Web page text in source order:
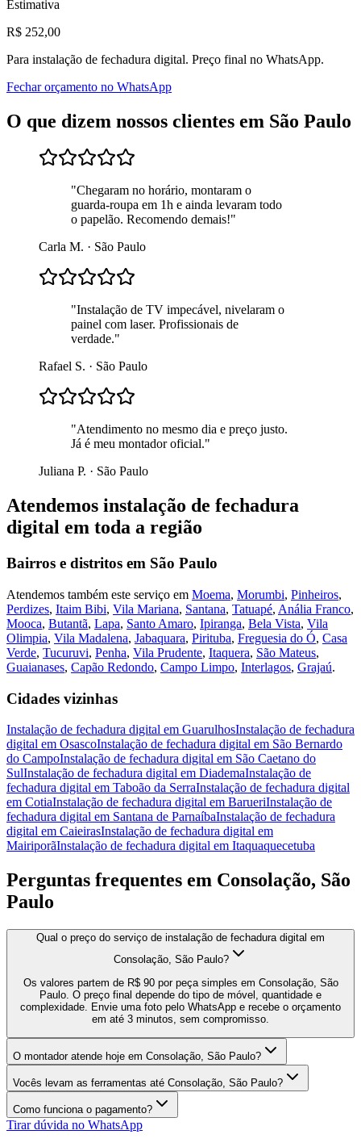
Estimativa
R$ 252,00
Para instalação de fechadura digital. Preço final no WhatsApp.
Fechar orçamento no WhatsApp
O que dizem nossos clientes em São Paulo
"Chegaram no horário, montaram o
guarda-roupa em 1h e ainda levaram todo
o papelão. Recomendo demais!"
Carla M. · São Paulo
"Instalação de TV impecável, nivelaram o
painel com laser. Profissionais de
verdade."
Rafael S. · São Paulo
"Atendimento no mesmo dia e preço justo.
Já é meu montador oficial."
Juliana P. · São Paulo
Atendemos instalação de fechadura
digital em toda a região
Bairros e distritos em São Paulo
Atendemos também este serviço em Moema, Morumbi, Pinheiros,
Perdizes, Itaim Bibi, Vila Mariana, Santana, Tatuapé, Anália Franco,
Mooca, Butantã, Lapa, Santo Amaro, Ipiranga, Bela Vista, Vila
Olimpia, Vila Madalena, Jabaquara, Pirituba, Freguesia do Ó, Casa
Verde, Tucuruvi, Penha, Vila Prudente, Itaquera, São Mateus,
Guaianases, Capão Redondo, Campo Limpo, Interlagos, Grajaú.
Cidades vizinhas
Instalação de fechadura digital em GuarulhosInstalação de fechadura
digital em OsascoInstalação de fechadura digital em São Bernardo
do CampoInstalação de fechadura digital em São Caetano do
SulInstalação de fechadura digital em DiademaInstalação de
fechadura digital em Taboão da SerraInstalação de fechadura digital
em CotiaInstalação de fechadura digital em BarueriInstalação de
fechadura digital em Santana de ParnaíbaInstalação de fechadura
digital em CaieirasInstalação de fechadura digital em
MairiporãInstalação de fechadura digital em Itaquaquecetuba
Perguntas frequentes em Consolação, São
Paulo
Qual o preço do serviço de instalação de fechadura digital em
Consolação, São Paulo?
Os valores partem de R$ 90 por peça simples em Consolação, São
Paulo. O preço final depende do tipo de móvel, quantidade e
complexidade. Envie uma foto pelo WhatsApp e recebe o orçamento
em até 3 minutos, sem compromisso.
O montador atende hoje em Consolação, São Paulo?
Vocês levam as ferramentas até Consolação, São Paulo?
Como funciona o pagamento?
Tirar dúvida no WhatsApp